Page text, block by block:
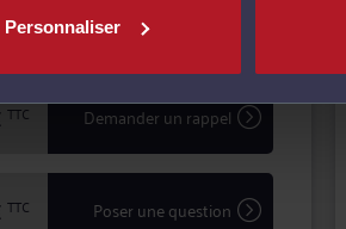
Personnaliser
TTC Prendre RDV
TTC Demander un rappel
TTC Poser une question